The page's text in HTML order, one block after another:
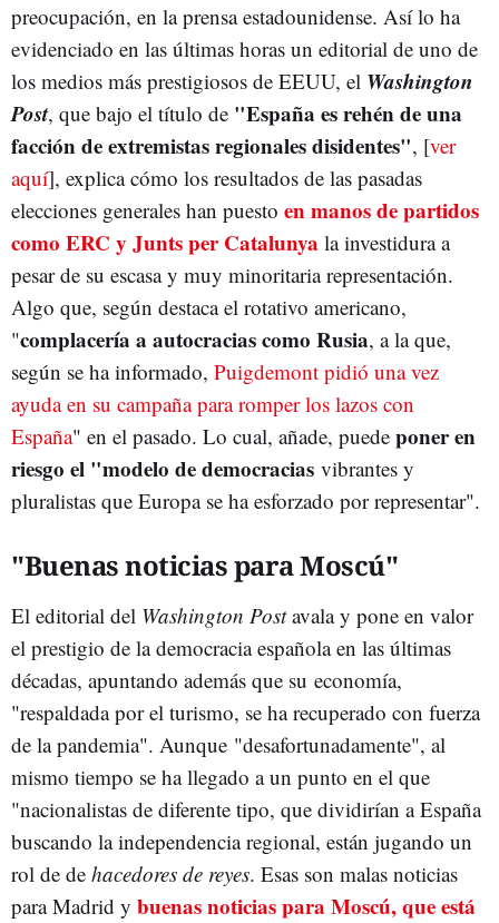
preocupación, en la prensa estadounidense. Así lo ha
evidenciado en las últimas horas un editorial de uno de
los medios más prestigiosos de EEUU, el Washington
Post, que bajo el título de "España es rehén de una
facción de extremistas regionales disidentes", [ver
aquí], explica cómo los resultados de las pasadas
elecciones generales han puesto en manos de partidos
como ERC y Junts per Catalunya la investidura a
pesar de su escasa y muy minoritaria representación.
Algo que, según destaca el rotativo americano,
"complacería a autocracias como Rusia, a la que,
según se ha informado, Puigdemont pidió una vez
ayuda en su campaña para romper los lazos con
España" en el pasado. Lo cual, añade, puede poner en
riesgo el "modelo de democracias vibrantes y
pluralistas que Europa se ha esforzado por representar".
"Buenas noticias para Moscú"
El editorial del Washington Postavala y pone en valor
el prestigio de la democracia española en las últimas
décadas, apuntando además que su economía,
"respaldada por el turismo, se ha recuperado con fuerza
de la pandemia". Aunque "desafortunadamente", al
mismo tiempo se ha llegado a un punto en el que
"nacionalistas de diferente tipo, que dividirían a España
buscando la independencia regional, están jugando un
rol de de hacedores de reyes. Esas son malas noticias
para Madrid y buenas noticias para Moscú, que está